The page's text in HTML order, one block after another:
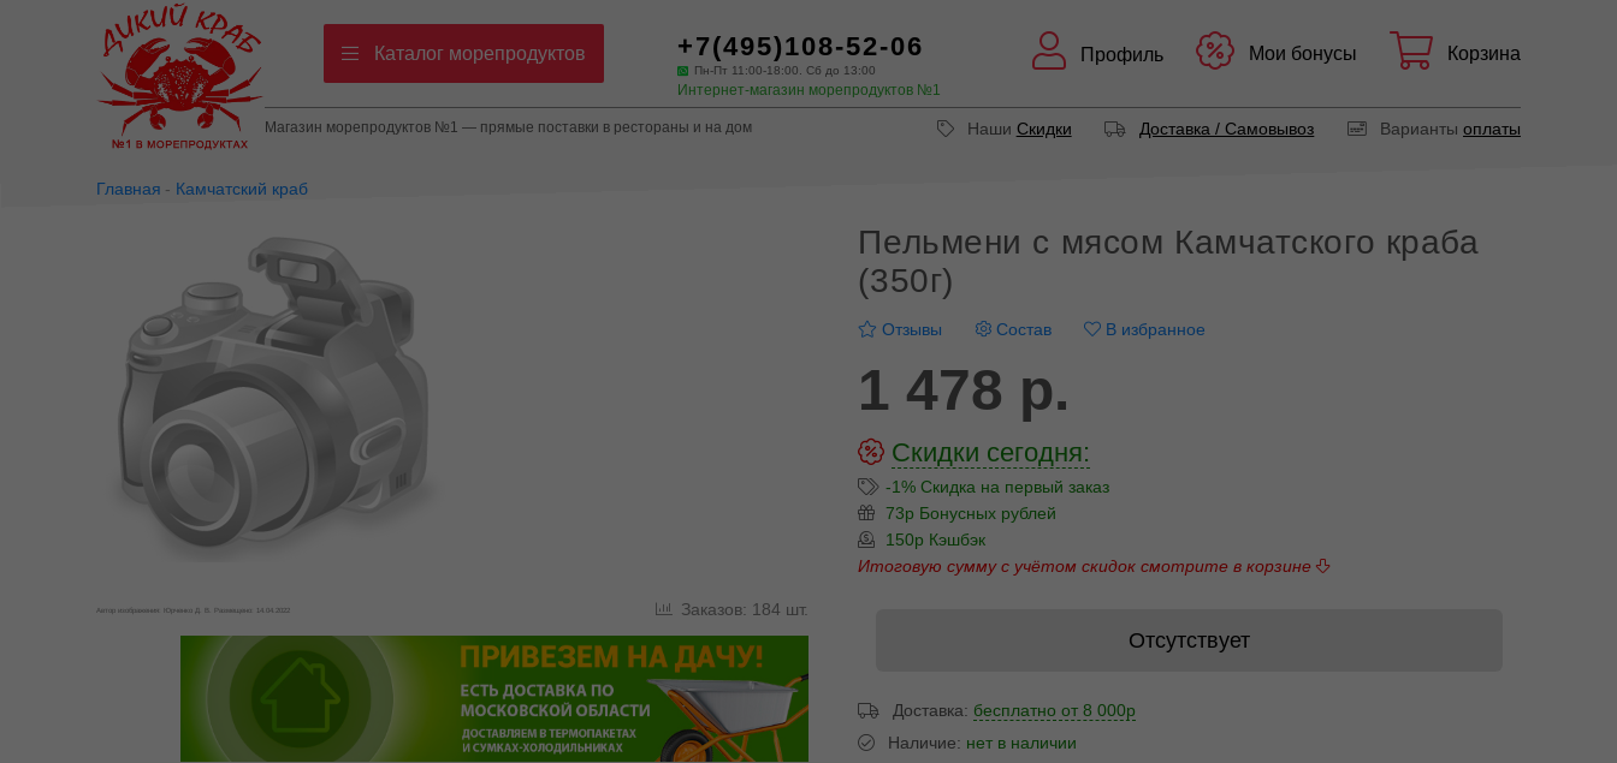
Каталог морепродуктов +7(495)108-52-06
Пн-Пт 11:00-18:00. Сб до 13:00
Интернет-магазин морепродуктов №1
Профиль Мои бонусы Корзина
Магазин морепродуктов №1 — прямые поставки в рестораны и на дом Наши Скидки Доставка / Самовывоз Варианты оплаты
Главная Камчатский краб
Автор изображения: Юрченко Д. В. Размещено: 14.04.2022 Заказов: 184 шт.
Пельмени с мясом Камчатского краба
(350г)
Отзывы Состав В избранное
1 478 р.
Скидки сегодня:
-1% Скидка на первый заказ
73р Бонусных рублей
150р Кэшбэк
Итоговую сумму с учётом скидок смотрите в корзине
Отсутствует
Доставка: бесплатно от 8 000р
Наличие: нет в наличии